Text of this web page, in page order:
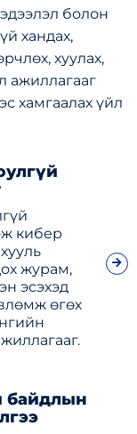
болон
хандах,
хуулах,
ажиллагааг
хамгаалах үйл
кибер
журам,
эсэхэд
өгөх
байдлын